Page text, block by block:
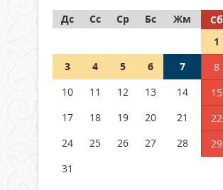
05 тамыз 2026 ж. 133
Шетелде жүрген Қазақстан
азаматтары қалай дауыс бере
Дс
Сс Ср Бс Жм Сб
1
3
4 5 6 7 8
10
11 12 13 14 15
17
18 19 20 21 22
24
25 26 27 28 29
31